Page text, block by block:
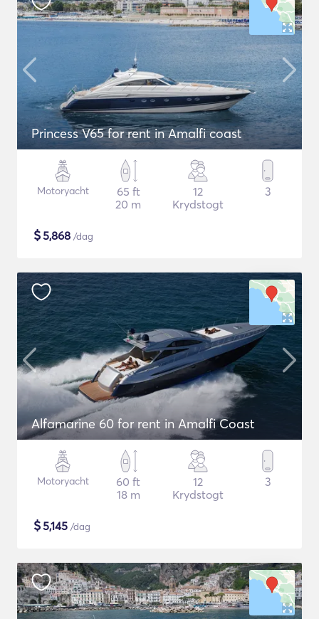
Princess V65 for rent in Amalfi coast
Motoryacht
65 ft
20 m
12
Krydstogt
3
$5,868 /dag
Alfamarine 60 for rent in Amalfi Coast
Motoryacht
60 ft
18 m
12
Krydstogt
3
$5,145 /dag